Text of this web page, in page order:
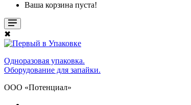
Ваша корзина пуста!
✖
Одноразовая упаковка.
Оборудование для запайки.
ООО «Потенциал»